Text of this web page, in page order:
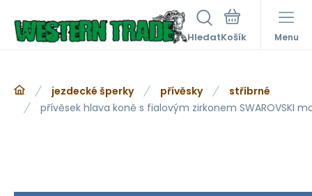
Hledat Menu
jezdecké šperky přívěsky
stříbrné
přívěsek hlava koně s fialovým zirkonem SWAROVSKI